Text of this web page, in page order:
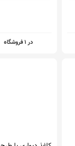
در 1 فروشگاه